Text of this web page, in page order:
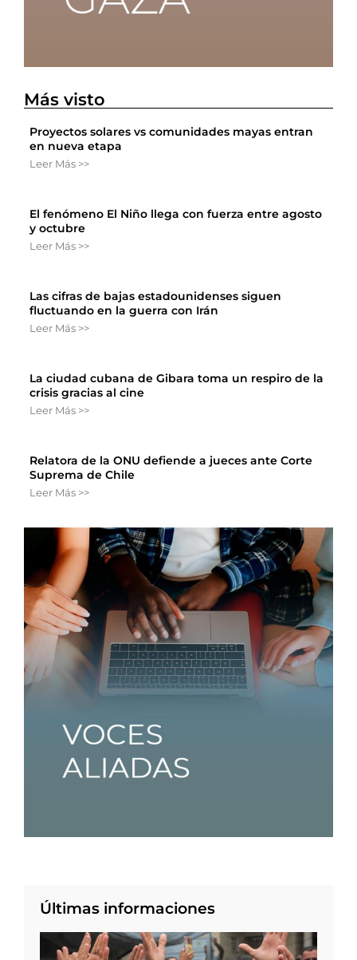
Más visto
Proyectos solares vs comunidades mayas entran
en nueva etapa
Leer Más >>
El fenómeno El Niño llega con fuerza entre agosto
y octubre
Leer Más >>
Las cifras de bajas estadounidenses siguen
fluctuando en la guerra con Irán
Leer Más >>
La ciudad cubana de Gibara toma un respiro de la
crisis gracias al cine
Leer Más >>
Relatora de la ONU defiende a jueces ante Corte
Suprema de Chile
Leer Más >>
Últimas informaciones